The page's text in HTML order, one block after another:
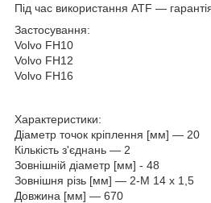
Під час використання ATF —
Застосування:
Volvo FH10
Volvo FH12
Volvo FH16
Характеристики:
Діаметр точок кріплення [мм] — 20
Кількість з'єднань — 2
Зовнішній діаметр [мм] - 48
Зовнішня різь [мм] — 2-M 14 x 1,5
Довжина [мм] — 670